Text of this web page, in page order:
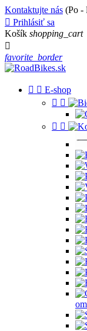
Kontaktujte nás (Po -
 Prihlásiť sa
Košík shopping_cart

favorite_border
  E-shop
 
 